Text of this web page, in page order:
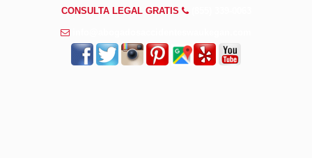
CONSULTA LEGAL GRATIS